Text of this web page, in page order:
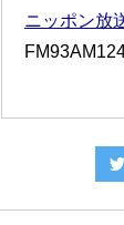
ニッポン放